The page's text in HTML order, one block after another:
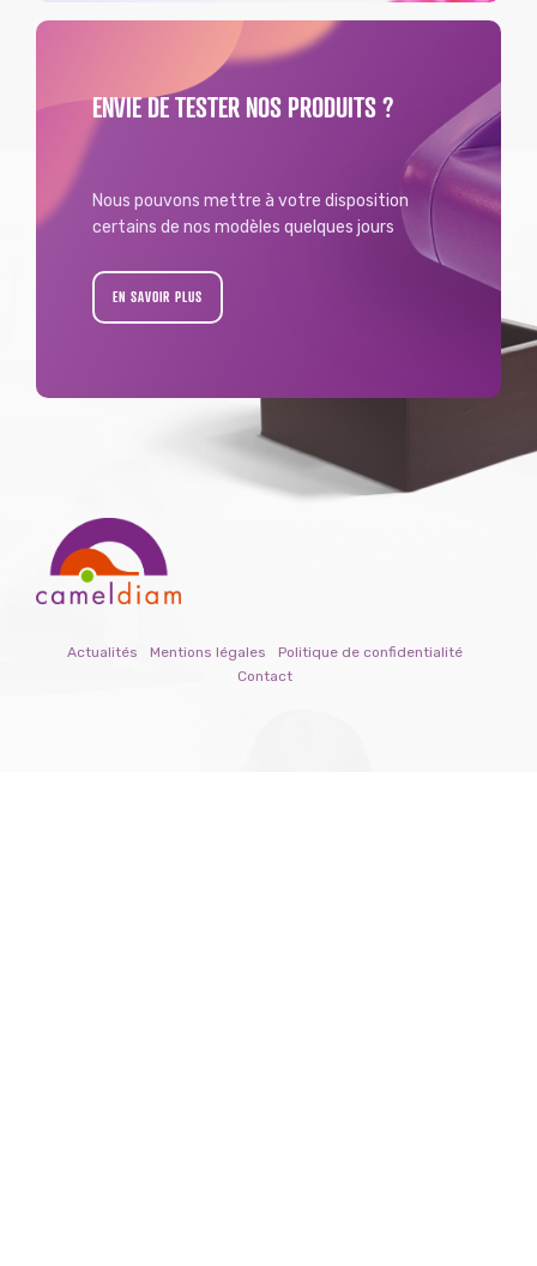
ENVIE DE TESTER NOS PRODUITS ?
Nous pouvons mettre à votre disposition
certains de nos modèles quelques jours
EN SAVOIR PLUS
Actualités Mentions légales
Politique de confidentialité
Contact